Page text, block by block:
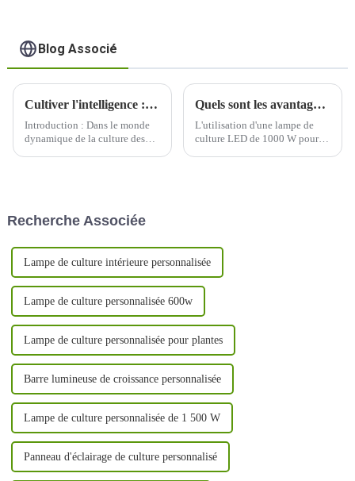
Blog Associé
Cultiver l'intelligence : éclairer l'avenir avec des lampes de culture à LED
Introduction : Dans le monde
dynamique de la culture des
voyage pour cultiver de
difficile...
Quels sont les avantages du jardinage intérieur lorsqu'on utilise une lampe de culture LED de 1000 W ?
L'utilisation d'une lampe de
culture LED de 1000 W pour le
Recherche Associée
Lampe de culture intérieure personnalisée
Lampe de culture personnalisée 600w
Lampe de culture personnalisée pour plantes
Barre lumineuse de croissance personnalisée
Lampe de culture personnalisée de 1 500 W
Panneau d'éclairage de culture personnalisé